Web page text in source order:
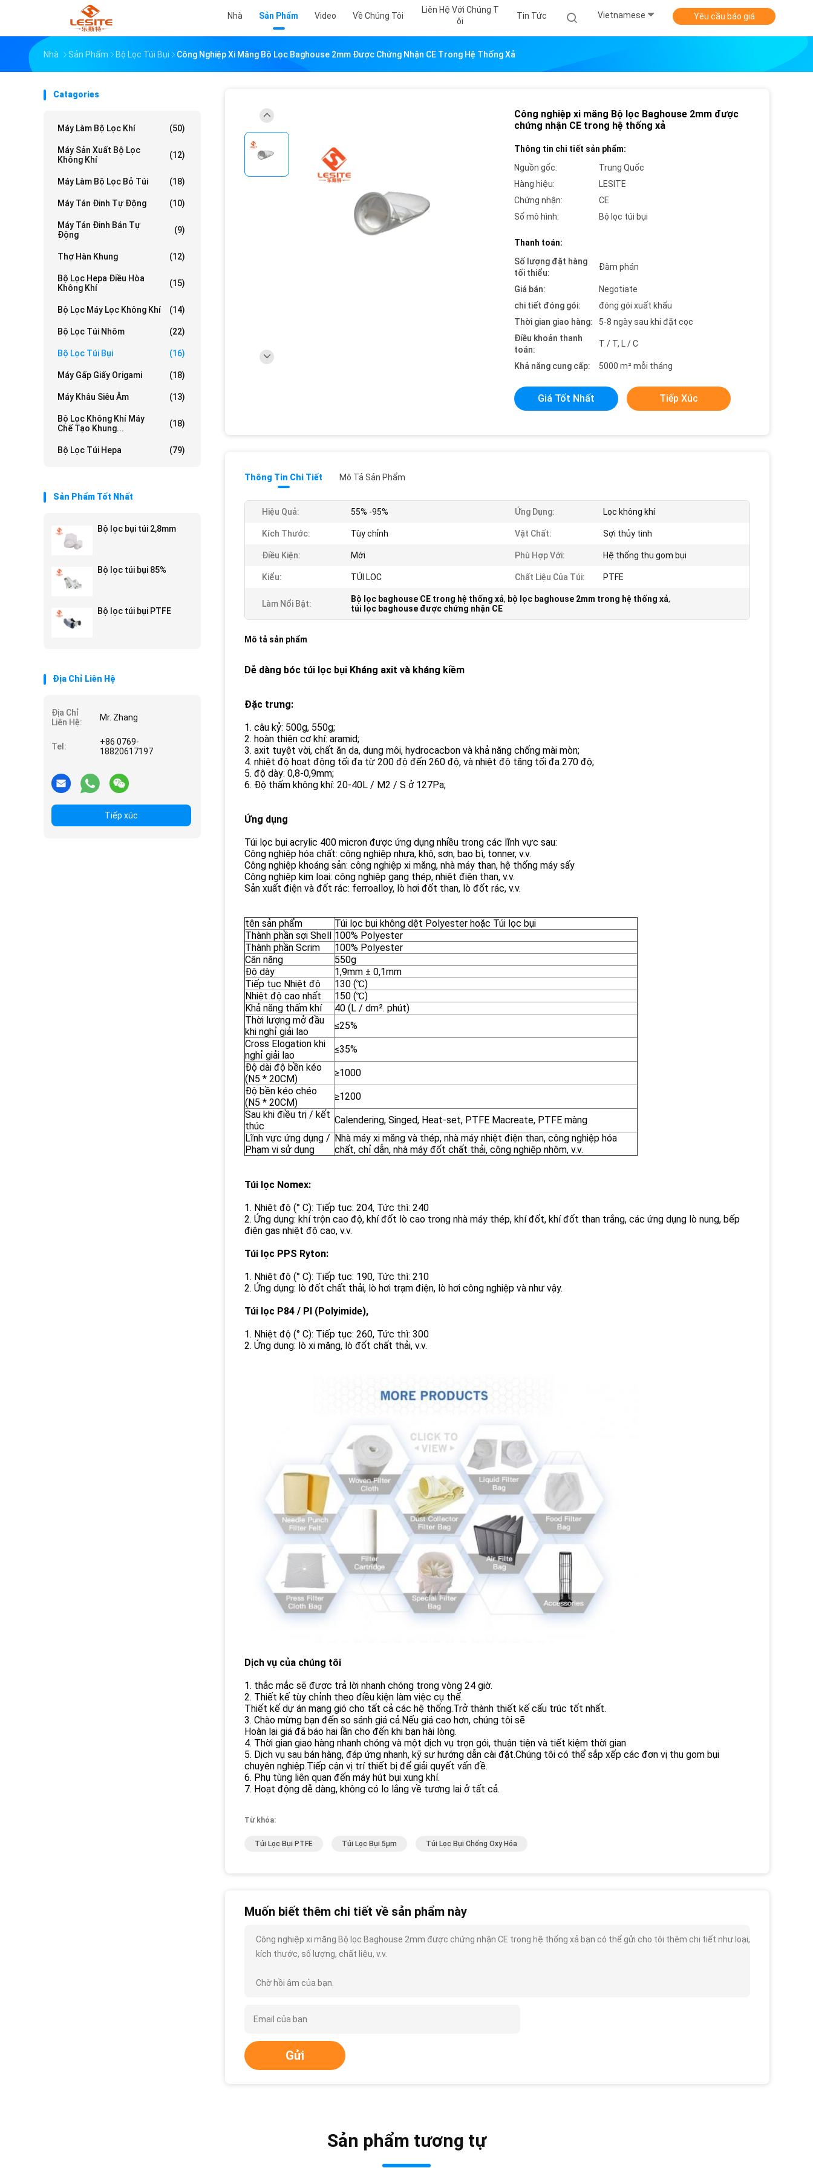
Nhà Sản Phẩm Video Về Chúng Tôi
Liên Hệ Với Chúng T
Ôi
Tin Tức Vietnamese Yêu cầu báo giá
Nhà Sản Phẩm Bộ Lọc Túi Bụi Công Nghiệp Xi Măng Bộ Lọc Baghouse 2mm Được Chứng Nhận CE Trong Hệ Thống Xả
Catagories
Máy Làm Bộ Lọc Khí (50)
Máy Sản Xuất Bộ Lọc
Không Khí
(12)
Máy Làm Bộ Lọc Bỏ Túi (18)
Máy Tán Đinh Tự Động (10)
Máy Tán Đinh Bán Tự
Động
(9)
Thợ Hàn Khung (12)
Bộ Lọc Hepa Điều Hòa
Không Khí
(15)
Bộ Lọc Máy Lọc Không Khí (14)
Bộ Lọc Túi Nhôm (22)
Bộ Lọc Túi Bụi (16)
Máy Gấp Giấy Origami (18)
Máy Khâu Siêu Âm (13)
Bộ Lọc Không Khí Máy
Chế Tạo Khung...
(18)
Bộ Lọc Túi Hepa (79)
Sản Phẩm Tốt Nhất
Bộ lọc bụi túi 2,8mm
Bộ lọc túi bụi 85%
Bộ lọc túi bụi PTFE
Địa Chỉ Liên Hệ
Địa Chỉ
Liên Hệ:
Mr. Zhang
Tel:
+86 0769-
18820617197
Tiếp xúc
Công nghiệp xi măng Bộ lọc Baghouse 2mm được
chứng nhận CE trong hệ thống xả
Thông tin chi tiết sản phẩm:
Nguồn gốc:
Trung Quốc
Hàng hiệu:
LESITE
Chứng nhận:
CE
Số mô hình:
Bộ lọc túi bụi
Thanh toán:
Số lượng đặt hàng
tối thiểu:
Đàm phán
Giá bán:
Negotiate
chi tiết đóng gói:
đóng gói xuất khẩu
Thời gian giao hàng:
5-8 ngày sau khi đặt cọc
Điều khoản thanh
toán:
T / T, L / C
Khả năng cung cấp: 5000 m² mỗi tháng
Giá Tốt Nhất Tiếp Xúc
Thông Tin Chi Tiết Mô Tả Sản Phẩm
Hiệu Quả: 55% -95% Ứng Dụng: Lọc không khí
Kích Thước: Tùy chỉnh Vật Chất: Sợi thủy tinh
Điều Kiện: Mới Phù Hợp Với: Hệ thống thu gom bụi
Kiểu: TÚI LỌC Chất Liệu Của Túi: PTFE
Làm Nổi Bật: Bộ lọc baghouse CE trong hệ thống xả, bộ lọc baghouse 2mm trong hệ thống xả,
túi lọc baghouse được chứng nhận CE
Mô tả sản phẩm
Dễ dàng bóc túi lọc bụi Kháng axit và kháng kiềm
Đặc trưng:
1. câu kỷ: 500g, 550g;
2. hoàn thiện cơ khí: aramid;
3. axit tuyệt vời, chất ăn da, dung môi, hydrocacbon và khả năng chống mài mòn;
4. nhiệt độ hoạt động tối đa từ 200 độ đến 260 độ, và nhiệt độ tăng tối đa 270 độ;
5. độ dày: 0,8-0,9mm;
6. Độ thấm không khí: 20-40L / M2 / S ở 127Pa;
Ứng dụng
Túi lọc bụi acrylic 400 micron được ứng dụng nhiều trong các lĩnh vực sau:
Công nghiệp hóa chất: công nghiệp nhựa, khô, sơn, bao bì, tonner, v.v.
Công nghiệp khoáng sản: công nghiệp xi măng, nhà máy than, hệ thống máy sấy
Công nghiệp kim loại: công nghiệp gang thép, nhiệt điện than, v.v.
Sản xuất điện và đốt rác: ferroalloy, lò hơi đốt than, lò đốt rác, v.v.
tên sản phẩm
Túi lọc bụi không dệt Polyester hoặc Túi lọc bụi
Thành phần sợi Shell 100% Polyester
Thành phần Scrim
100% Polyester
Cân nặng
550g
Độ dày
1,9mm ± 0,1mm
Tiếp tục Nhiệt độ
130 (℃)
Nhiệt độ cao nhất
150 (℃)
Khả năng thấm khí
40 (L / dm². phút)
Thời lượng mở đầu
khi nghỉ giải lao
≤25%
Cross Elogation khi
nghỉ giải lao
≤35%
Độ dài độ bền kéo
(N5 * 20CM)
≥1000
Độ bền kéo chéo
(N5 * 20CM)
≥1200
Sau khi điều trị / kết
thúc
Calendering, Singed, Heat-set, PTFE Macreate, PTFE màng
Lĩnh vực ứng dụng /
Phạm vi sử dụng
Nhà máy xi măng và thép, nhà máy nhiệt điện than, công nghiệp hóa
chất, chỉ dẫn, nhà máy đốt chất thải, công nghiệp nhôm, v.v.
Túi lọc Nomex:
1. Nhiệt độ (° C): Tiếp tục: 204, Tức thì: 240
2. Ứng dụng: khí trộn cao độ, khí đốt lò cao trong nhà máy thép, khí đốt, khí đốt than trắng, các ứng dụng lò nung, bếp
điện gas nhiệt độ cao, v.v.
Túi lọc PPS Ryton:
1. Nhiệt độ (° C): Tiếp tục: 190, Tức thì: 210
2. Ứng dụng: lò đốt chất thải, lò hơi trạm điện, lò hơi công nghiệp và như vậy.
Túi lọc P84 / PI (Polyimide),
1. Nhiệt độ (° C): Tiếp tục: 260, Tức thì: 300
2. Ứng dụng: lò xi măng, lò đốt chất thải, v.v.
Dịch vụ của chúng tôi
1. thắc mắc sẽ được trả lời nhanh chóng trong vòng 24 giờ.
2. Thiết kế tùy chỉnh theo điều kiện làm việc cụ thể.
Thiết kế dự án mạng gió cho tất cả các hệ thống.Trở thành thiết kế cấu trúc tốt nhất.
3. Chào mừng bạn đến so sánh giá cả.Nếu giá cao hơn, chúng tôi sẽ
Hoàn lại giá đã báo hai lần cho đến khi bạn hài lòng.
4. Thời gian giao hàng nhanh chóng và một dịch vụ trọn gói, thuận tiện và tiết kiệm thời gian
5. Dịch vụ sau bán hàng, đáp ứng nhanh, kỹ sư hướng dẫn cài đặt.Chúng tôi có thể sắp xếp các đơn vị thu gom bụi
chuyên nghiệp.Tiếp cận vị trí thiết bị để giải quyết vấn đề.
6. Phụ tùng liên quan đến máy hút bụi xung khí.
7. Hoạt động dễ dàng, không có lo lắng về tương lai ở tất cả.
Từ khóa:
Túi Lọc Bụi PTFE Túi Lọc Bụi 5µm Túi Lọc Bụi Chống Oxy Hóa
Muốn biết thêm chi tiết về sản phẩm này
Công nghiệp xi măng Bộ lọc Baghouse 2mm được chứng nhận CE trong hệ thống xả bạn có thể gửi cho tôi thêm chi tiết như loại,
kích thước, số lượng, chất liệu, v.v.
Chờ hồi âm của bạn.
Gửi
Sản phẩm tương tự